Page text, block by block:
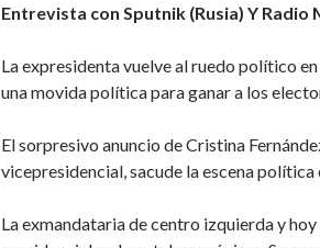
Entrevista con Sputnik (Rusia) Y Radio
La expresidenta vuelve al ruedo político en
una movida política para ganar a los
El sorpresivo anuncio de Cristina
vicepresidencial, sacude la escena
La exmandataria de centro izquierda y